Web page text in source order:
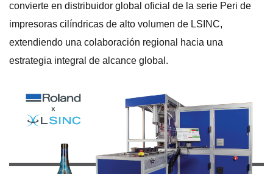
convierte en distribuidor global oficial de la serie Peri de
impresoras cilíndricas de alto volumen de LSINC,
extendiendo una colaboración regional hacia una
estrategia integral de alcance global.